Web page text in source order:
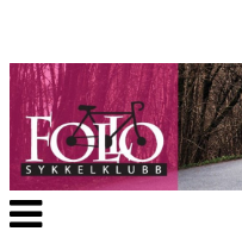
Veksle
navigasjon